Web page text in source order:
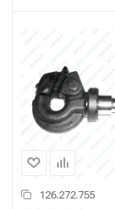
126.272.755